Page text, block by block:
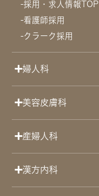
採用・求人情報TOP
看護師採用
クラーク採用
婦人科
美容皮膚科
産婦人科
漢方内科